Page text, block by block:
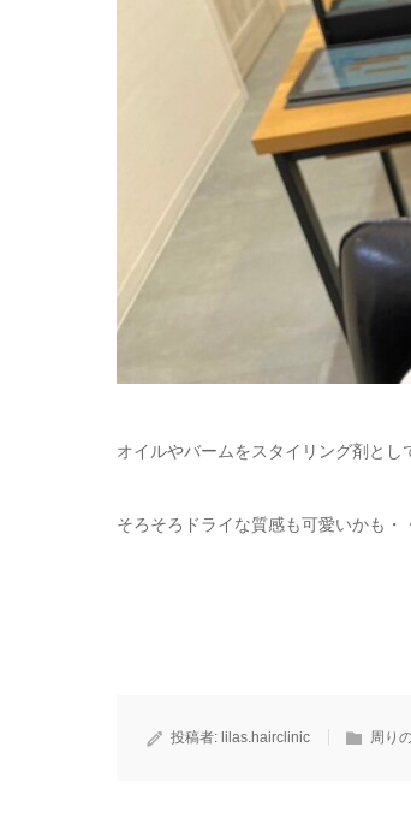
オイルやバームをスタイリング剤とし
そろそろドライな質感も可愛いかも・
投稿者: lilas.hairclinic 周り